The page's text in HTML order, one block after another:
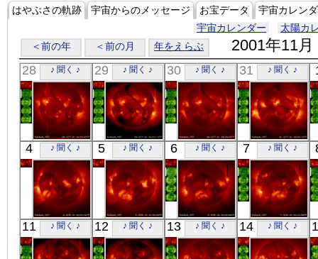
はやぶさの軌跡 宇宙からのメッセージ お宝データ
宇宙カレン
宇宙カレンダー
太陽カ
＜前の年
＜前の月 年をえらぶ 2001年11月
28 ♪ 聞く ♪
「ようこう」
X線
29 ♪ 聞く ♪
「ようこう」
X線
30 ♪ 聞く ♪
「ようこう」
X線
31 ♪ 聞く ♪
「ようこう」
X線
4 ♪ 聞く ♪
「ようこう」
X線
5 ♪ 聞く ♪
「ようこう」
X線
6 ♪ 聞く ♪
「ようこう」
X線
7 ♪ 聞く ♪
「ようこう」
X線
11 ♪ 聞く ♪ 12 ♪ 聞く ♪ 13 ♪ 聞く ♪ 14 ♪ 聞く ♪